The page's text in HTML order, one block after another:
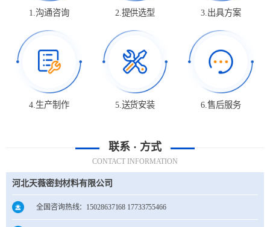
1.沟通咨询 2.提供选型 3.出具方案
4.生产制作 5.送货安装 6.售后服务
联系 · 方式
CONTACT INFORMATION
河北天薇密封材料有限公司
全国咨询热线：15028637168 17733755466